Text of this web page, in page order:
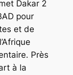
Dakar 2
pour
et de
Près
à la